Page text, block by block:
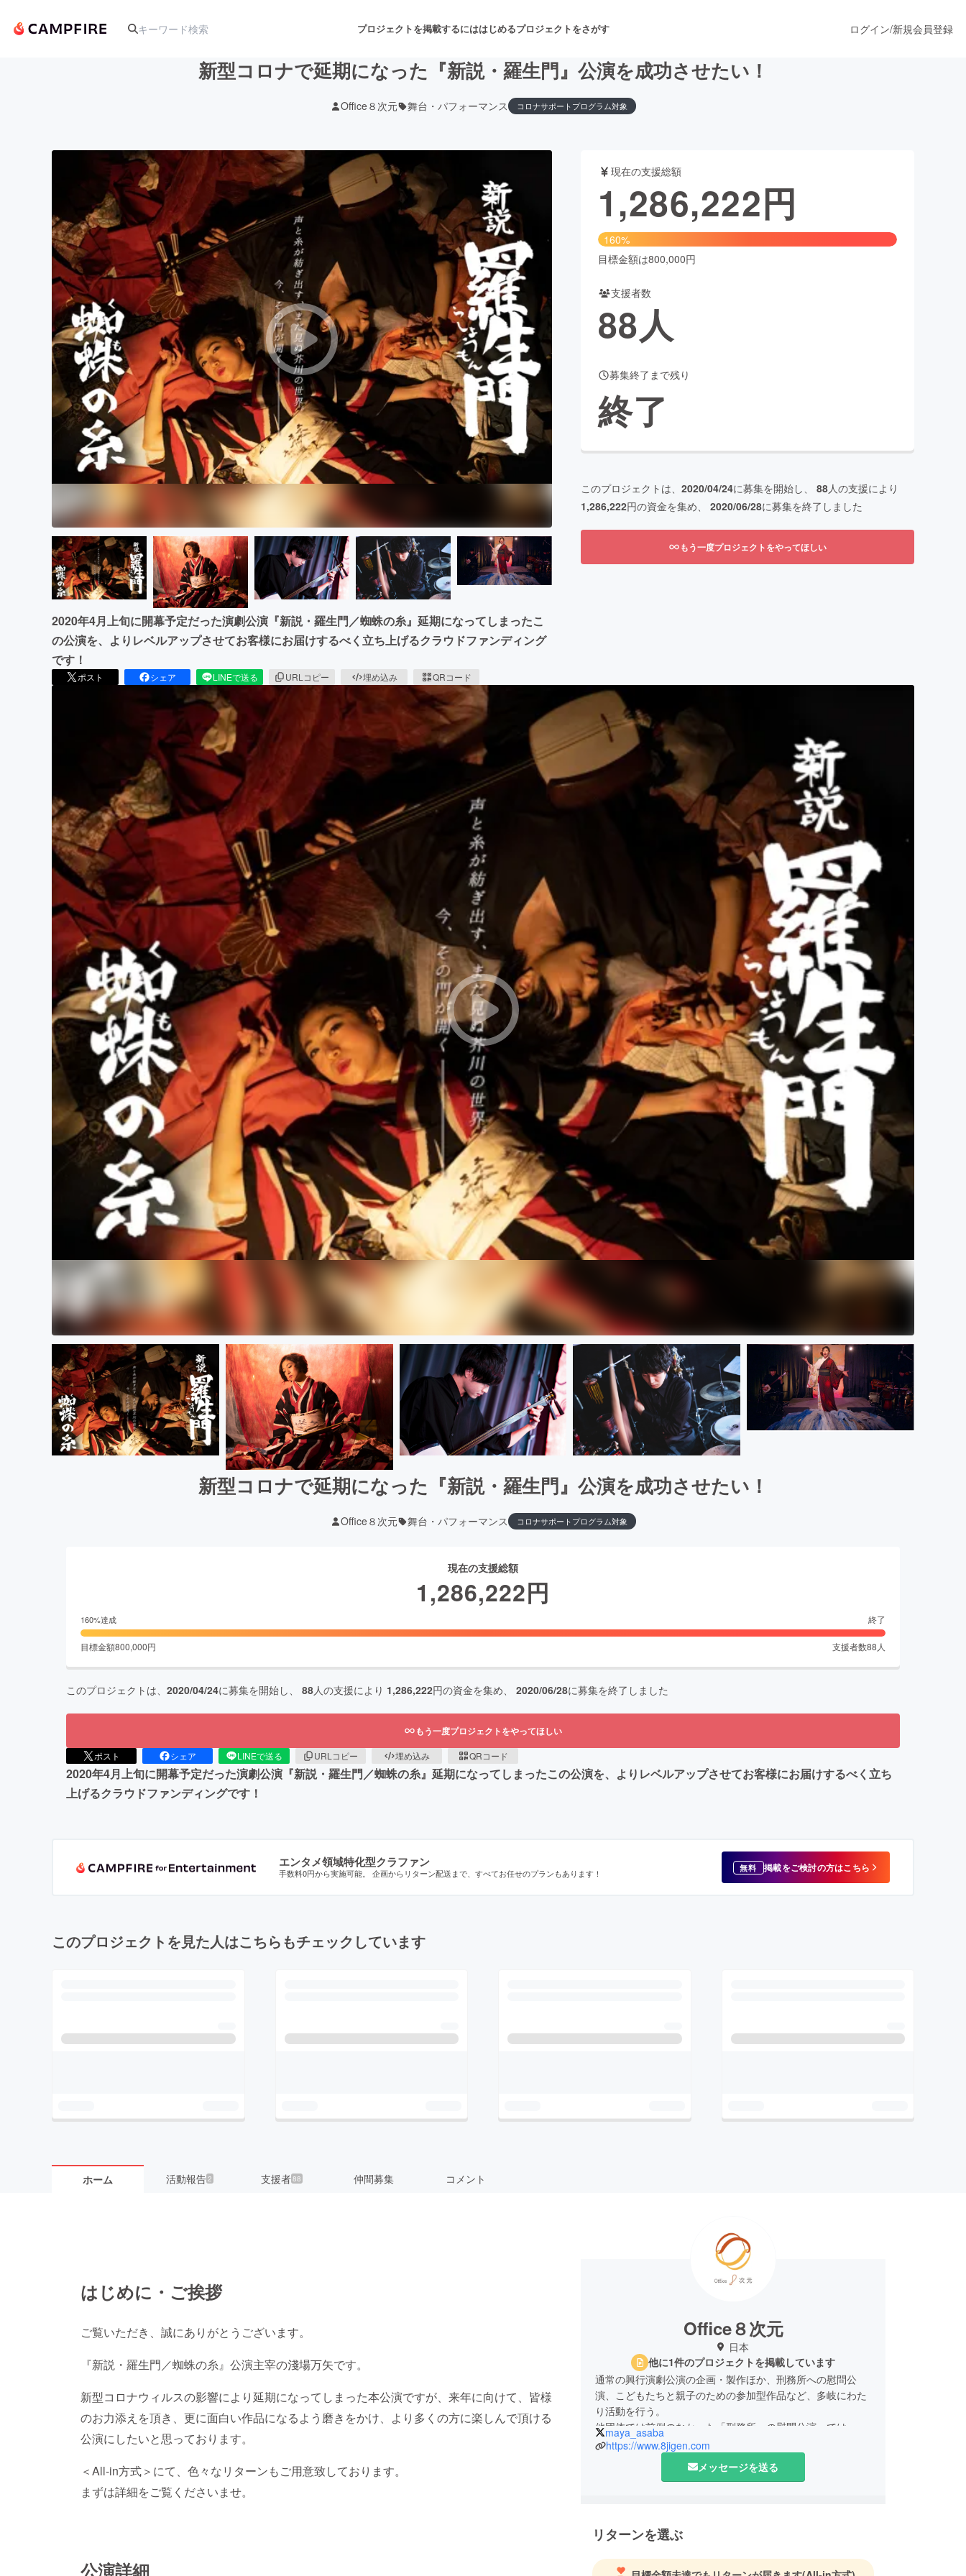
プロジェクトを掲載するにははじめるプロジェクトをさがす
アート・写真 音楽 舞台・パフォーマンス
テクノロジー・ガジェット ゲーム・サービス開発 ファッション
映像・映画 アニメ・漫画
ビジネス・起業 チャレンジ ビューティー・ヘルスケア
まちづくり・地域活性化
CAMPFIRE for Social GoodCAMPFIRE Creation
CAMPFIREふるさと納税machi-yaコミュニティ
ログイン/新規会員登録
新型コロナで延期になった『新説・羅生門』公演を成功させたい！
Office８次元 舞台・パフォーマンス コロナサポートプログラム対象
2020年4月上旬に開幕予定だった演劇公演『新説・羅生門／蜘蛛の糸』延期になってしまったこ
の公演を、よりレベルアップさせてお客様にお届けするべく立ち上げるクラウドファンディング
です！
ポスト シェア LINEで送る URLコピー 埋め込み QRコード
現在の支援総額
1,286,222円
160%
目標金額は800,000円
支援者数
88人
募集終了まで残り
終了
このプロジェクトは、 2020/04/24に募集を開始し、 88人の支援により
1,286,222円の資金を集め、 2020/06/28に募集を終了しました
もう一度プロジェクトをやってほしい
新型コロナで延期になった『新説・羅生門』公演を成功させたい！
Office８次元 舞台・パフォーマンス コロナサポートプログラム対象
現在の支援総額
1,286,222円
160%達成 終了
目標金額800,000円 支援者数88 人
このプロジェクトは、 2020/04/24に募集を開始し、 88人の支援により 1,286,222円の資金を集め、 2020/06/28に募集を終了しました
もう一度プロジェクトをやってほしい
ポスト シェア LINEで送る URLコピー 埋め込み QRコード
2020年4月上旬に開幕予定だった演劇公演『新説・羅生門／蜘蛛の糸』延期になってしまったこの公演を、よりレベルアップさせてお客様にお届けするべく立ち
上げるクラウドファンディングです！
エンタメ領域特化型クラファン
手数料0円から実施可能。 企画からリターン配送まで、すべてお任せのプランもあります！ 無料 掲載をご検討の方はこちら
このプロジェクトを見た人はこちらもチェックしています
ホーム 活動報告2 支援者88 仲間募集 コメント
はじめに・ご挨拶
ご覧いただき、誠にありがとうございます。
『新説・羅生門／蜘蛛の糸』公演主宰の淺場万矢です。
新型コロナウィルスの影響により延期になってしまった本公演ですが、来年に向けて、皆様
のお力添えを頂き、更に面白い作品になるよう磨きをかけ、より多くの方に楽しんで頂ける
公演にしたいと思っております。
＜All-in方式＞にて、色々なリターンもご用意致しております。
まずは詳細をご覧くださいませ。
公演詳細
Office８次元
日本
他に1件のプロジェクトを掲載しています
通常の興行演劇公演の企画・製作ほか、刑務所への慰問公
演、こどもたちと親子のための参加型作品など、多岐にわた
り活動を行う。
他団体では前例のなかった「刑務所への慰問公演」では、収
容者の更正に大きな影響を与えるなど、独自の社会貢献に尽
2025年から夏からは千葉の八街少年院にて、演劇的手法を用
を積極的に行う。
maya_asaba
https://www.8jigen.com
メッセージを送る
リターンを選ぶ